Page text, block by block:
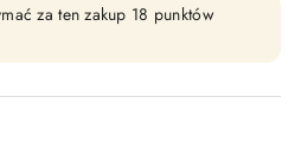
za ten zakup 18 punktów